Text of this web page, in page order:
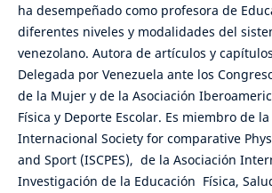
ha desempeñado como profesora de
diferentes niveles y modalidades del
venezolano. Autora de artículos y
Delegada por Venezuela ante los
de la Mujer y de la Asociación
Física y Deporte Escolar. Es miembro de
Internacional Society for comparative
and Sport (ISCPES), de la Asociación
Investigación de la Educación Física,